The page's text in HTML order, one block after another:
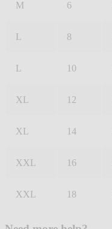
M 6
L 8
L 10
XL 12
XL 14
XXL 16
XXL 18